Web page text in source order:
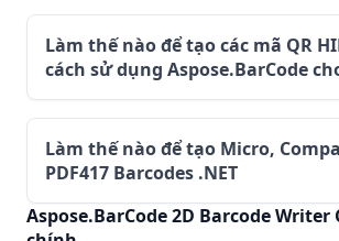
Làm thế nào để tạo các mã QR
cách sử dụng Aspose.BarCode
Làm thế nào để tạo Micro,
PDF417 Barcodes .NET
Aspose.BarCode 2D Barcode